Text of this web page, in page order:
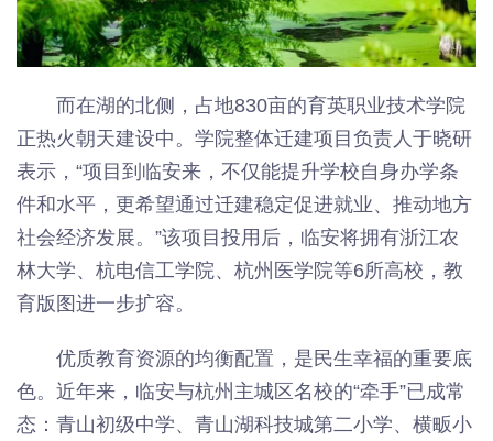
而在湖的北侧，占地830亩的育英职业技术学院
正热火朝天建设中。学院整体迁建项目负责人于晓研
表示，“项目到临安来，不仅能提升学校自身办学条
件和水平，更希望通过迁建稳定促进就业、推动地方
社会经济发展。”该项目投用后，临安将拥有浙江农
林大学、杭电信工学院、杭州医学院等6所高校，教
育版图进一步扩容。
优质教育资源的均衡配置，是民生幸福的重要底
色。近年来，临安与杭州主城区名校的“牵手”已成常
态：青山初级中学、青山湖科技城第二小学、横畈小